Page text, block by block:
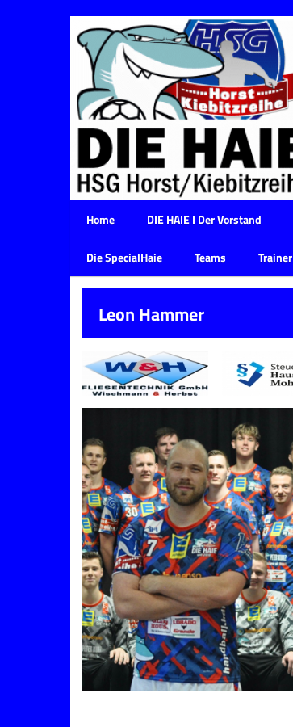
Home DIE HAIE I Der Vorstand
Die SpecialHaie Teams Trainer
Leon Hammer